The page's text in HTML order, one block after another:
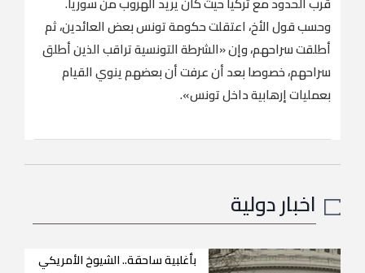
وحسب قول الأخ، اعتقلت حكومة تونس بعض العائدين، ثم
أطلقت سراحهم، وإن «الشرطة التونسية تراقب الذين أطلق
سراحهم، خصوصا بعد أن عرفت أن بعضهم ينوي القيام
بعمليات إرهابية داخل تونس».
اخبار دولية
بأغلبية ساحقة.. الشيوخ الأمريكي